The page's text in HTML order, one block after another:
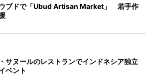
ブドで「Ubud Artisan Market」 若手作
サヌールのレストランでインドネシア独立
ベント